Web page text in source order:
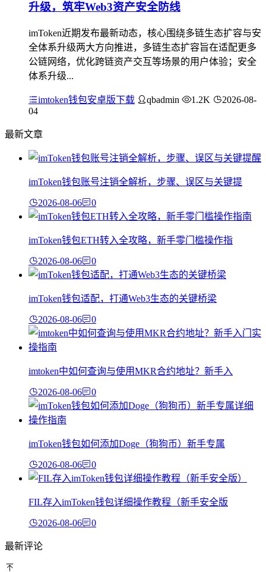
升级，筑牢Web3资产安全防线
imToken近期发布最新动态，核心围绕多链生态扩容与安
全体系升级两大方向推进，多链生态扩容旨在适配更多
公链网络，优化跨链资产交互等场景的用户体验；安全
体系升级...
imtoken钱包安卓版下载 qbadmin 1.2K
2026-08-
04
最新文章
imToken钱包账号注销全解析，步骤、误区与关键提
2026-08-06 0
imToken钱包ETH转入全攻略，新手零门槛操作指
2026-08-06 0
imToken钱包适配，打通Web3生态的关键桥梁
2026-08-06 0
imtoken中如何查询与使用MKR合约地址？新手入
2026-08-06 0
imToken钱包如何添加Doge（狗狗币）新手专属
2026-08-06 0
FIL存入imToken钱包详细操作教程（新手安全版
2026-08-06 0
最新评论